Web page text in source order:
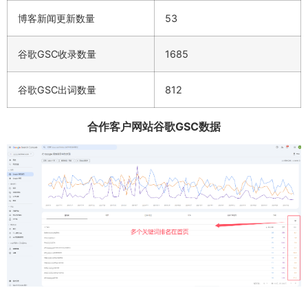
博客新闻更新数量 53
谷歌GSC收录数量 1685
谷歌GSC出词数量 812
合作客户网站谷歌GSC数据